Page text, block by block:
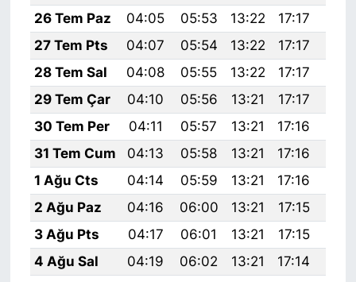
26 Tem Paz
04:05 05:53 13:22 17:17
27 Tem Pts
04:07 05:54 13:22 17:17
28 Tem Sal
04:08 05:55 13:22 17:17
29 Tem Çar
04:10 05:56 13:21 17:17
30 Tem Per
04:11 05:57 13:21 17:16
31 Tem Cum
04:13 05:58 13:21 17:16
1 Ağu Cts
04:14 05:59 13:21 17:16
2 Ağu Paz
04:16 06:00 13:21 17:15
3 Ağu Pts
04:17 06:01 13:21 17:15
4 Ağu Sal
04:19 06:02 13:21 17:14